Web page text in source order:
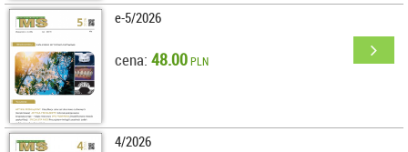
e-5/2026
cena: 48.00PLN
4/2026